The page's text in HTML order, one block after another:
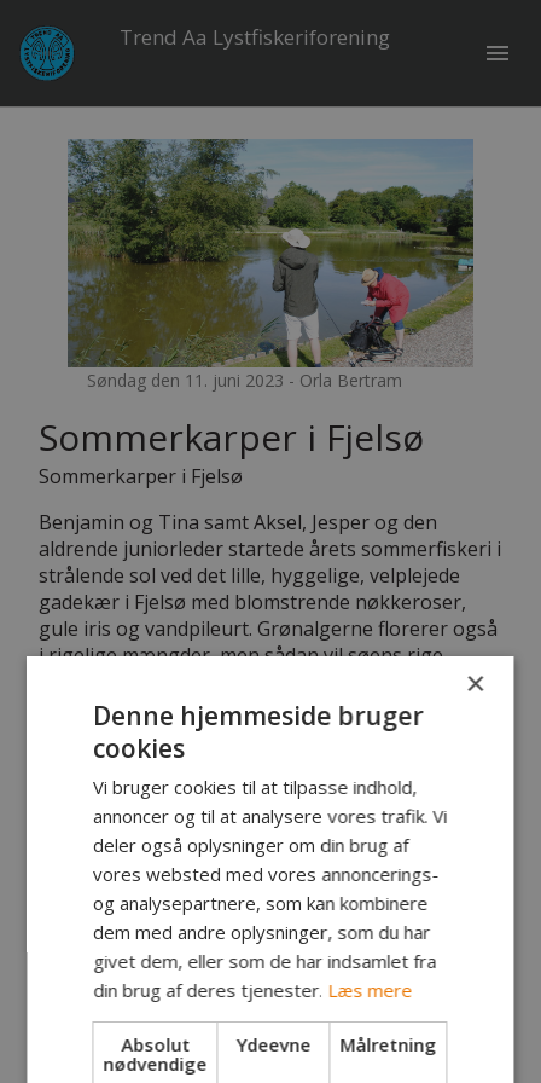
Trend Aa Lystfiskeriforening
menu
Søndag den 11. juni 2023 - Orla Bertram
Sommerkarper i Fjelsø
Sommerkarper i Fjelsø
Benjamin og Tina samt Aksel, Jesper og den
aldrende juniorleder startede årets sommerfiskeri i
strålende sol ved det lille, hyggelige, velplejede
gadekær i Fjelsø med blomstrende nøkkeroser,
gule iris og vandpileurt. Grønalgerne florerer også
i rigelige mængder, men sådan vil søens rige
Fiskene var langt mere forsigtige end skallerne i
Farsø og tit blev proppen blot diskret trukket
nogle få centimeter, når de smagte på majsen – og
vi missede mange hug. Alligevel var der fangst til
alle – og Aksel blev sagens suveræne storfanger
med både største og flest karper og med en
rudskalle som ekstra bonus.
×
Denne hjemmeside bruger
cookies
Vi bruger cookies til at tilpasse indhold,
annoncer og til at analysere vores trafik. Vi
deler også oplysninger om din brug af
vores websted med vores annoncerings-
og analysepartnere, som kan kombinere
dem med andre oplysninger, som du har
givet dem, eller som de har indsamlet fra
din brug af deres tjenester. Læs mere
Absolut
nødvendige
Ydeevne Målretning